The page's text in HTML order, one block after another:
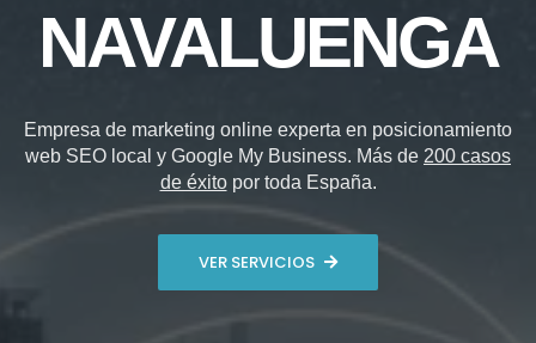
NAVALUENGA
Empresa de marketing online experta en posicionamiento
web SEO local y Google My Business. Más de 200 casos
de éxitopor toda España.
VER SERVICIOS